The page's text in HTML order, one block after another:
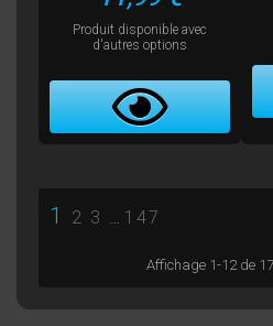
Produit disponible avec
d'autres options
Affichage 1-12 de
1 2 3 … 147